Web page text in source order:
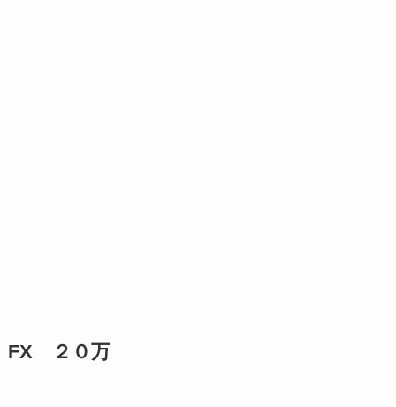
FX ２０万